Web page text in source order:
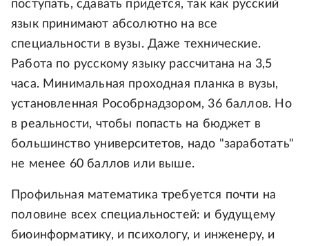
поступать, сдавать придется, так как русский
язык принимают абсолютно на все
специальности в вузы. Даже технические.
Работа по русскому языку рассчитана на 3,5
часа. Минимальная проходная планка в вузы,
установленная Рособрнадзором, 36 баллов. Но
в реальности, чтобы попасть на бюджет в
большинство университетов, надо "заработать"
не менее 60 баллов или выше.
Профильная математика требуется почти на
половине всех специальностей: и будущему
биоинформатику, и психологу, и инженеру, и